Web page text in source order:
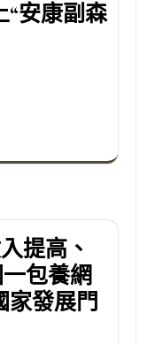
“安康副森
提高、
包養網
家發展門